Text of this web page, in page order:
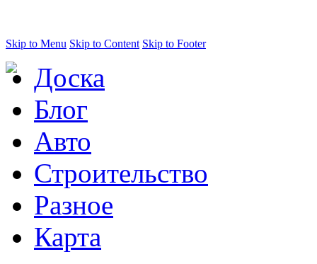
Skip to Menu Skip to Content Skip to Footer
Доска
Блог
Авто
Строительство
Разное
Карта